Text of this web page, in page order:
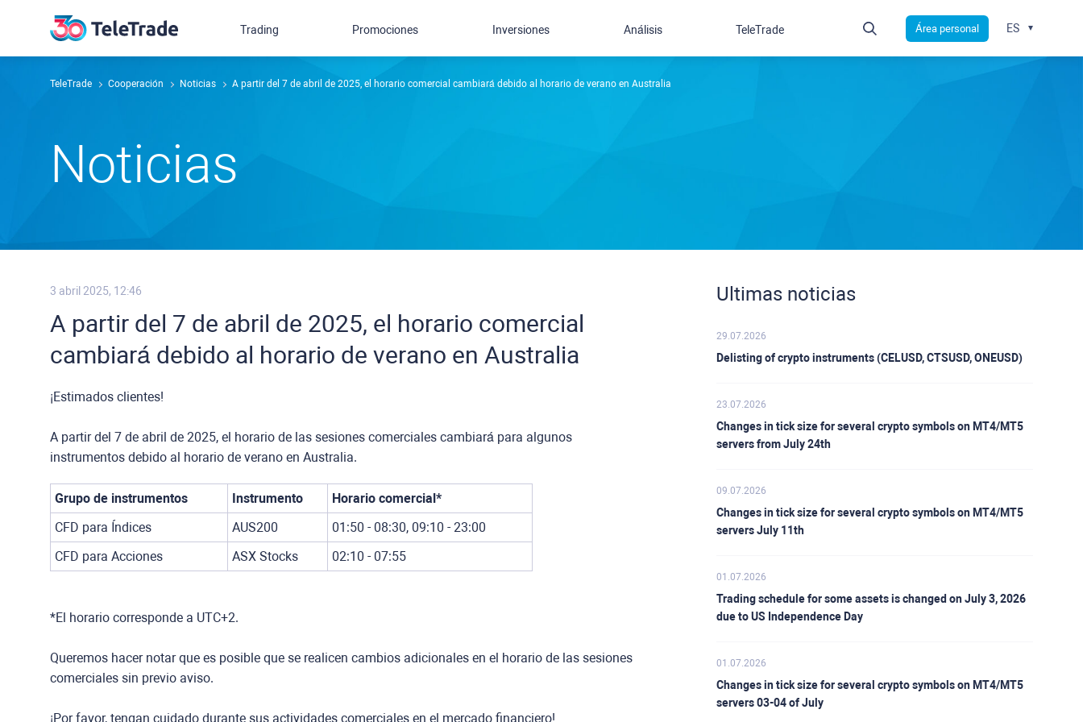
TeleTrade Cooperación Noticias A partir del 7 de abril de 2025, el horario comercial cambiará debido al horario de verano en Australia
Noticias
3 abril 2025, 12:46
A partir del 7 de abril de 2025, el horario comercial
cambiará debido al horario de verano en Australia
¡Estimados clientes!
A partir del 7 de abril de 2025, el horario de las sesiones comerciales cambiará para algunos
instrumentos debido al horario de verano en Australia.
Grupo de instrumentos Instrumento
Horario comercial*
CFD para Índices
AUS200
01:50 - 08:30, 09:10 - 23:00
CFD para Acciones
ASX Stocks 02:10 - 07:55
*El horario corresponde a UTC+2.
Queremos hacer notar que es posible que se realicen cambios adicionales en el horario de las sesiones
comerciales sin previo aviso.
¡Por favor, tengan cuidado durante sus actividades comerciales en el mercado financiero!
Ultimas noticias
29.07.2026
Delisting of crypto instruments (CELUSD, CTSUSD, ONEUSD)
23.07.2026
Changes in tick size for several crypto symbols on MT4/MT5
servers from July 24th
09.07.2026
Changes in tick size for several crypto symbols on MT4/MT5
servers July 11th
01.07.2026
Trading schedule for some assets is changed on July 3, 2026
due to US Independence Day
01.07.2026
Changes in tick size for several crypto symbols on MT4/MT5
servers 03-04 of July
Trading Promociones Inversiones Análisis TeleTrade Área personal ES